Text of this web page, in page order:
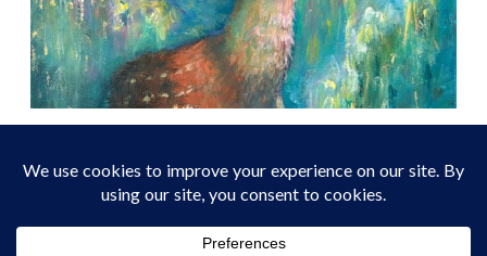
プライバシーポリシー / 特定商取引に基づく表記
Copyright (C) 2026 moka's shop. All rights Reserved.